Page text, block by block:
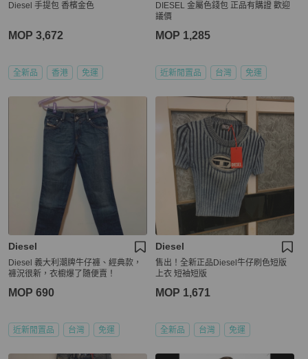
Diesel 手提包 香檳金色
MOP 3,672
全新品 香港 免運
DIESEL 金屬色錢包 正品有購證 歡迎
議價
MOP 1,285
近新閒置品 台灣 免運
Diesel
Diesel 義大利潮牌牛仔褲、經典款，
褲況很新，衣櫥爆了隨便賣！
MOP 690
近新閒置品 台灣 免運
Diesel
售出！全新正品Diesel牛仔刷色短版
上衣 短袖短版
MOP 1,671
全新品 台灣 免運